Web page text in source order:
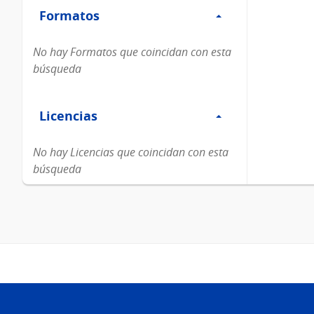
Formatos
Formatos
No hay Formatos que coincidan con esta
búsqueda
Licencias
Licencias
No hay Licencias que coincidan con esta
búsqueda